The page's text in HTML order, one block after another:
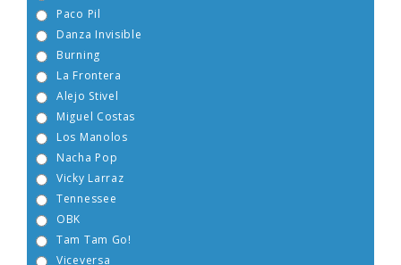
Burning
Alejo Stivel
Miguel Costas
Nacha Pop
Vicky Larraz